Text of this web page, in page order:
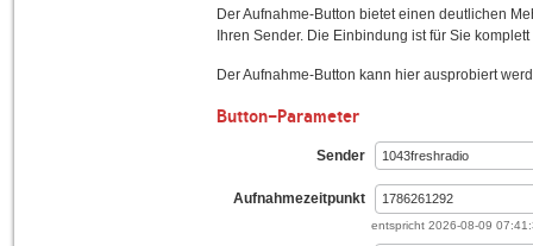
Der Aufnahme-Button bietet einen deutlichen
Ihren Sender. Die Einbindung ist für Sie
Der Aufnahme-Button kann hier ausprobiert
Button-Parameter
Sender
Aufnahmezeitpunkt
entspricht 2026-08-09